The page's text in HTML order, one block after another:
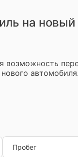
на новый
возможность
Пробег